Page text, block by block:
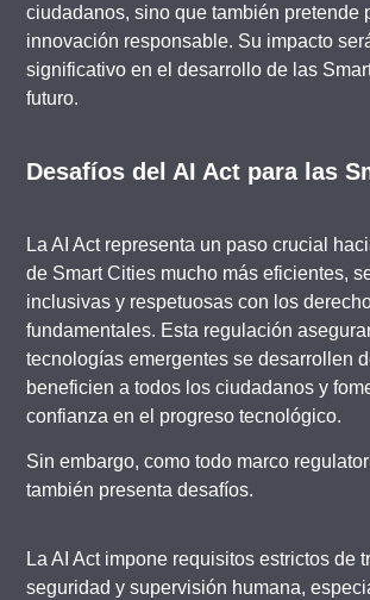
ciudadanos, sino que también pretende
innovación responsable. Su impacto
significativo en el desarrollo de las
futuro.
Desafíos del AI Act para las
La AI Act representa un paso crucial
de Smart Cities mucho más eficientes,
inclusivas y respetuosas con los
fundamentales. Esta regulación
tecnologías emergentes se desarrollen
beneficien a todos los ciudadanos y
confianza en el progreso tecnológico.
Sin embargo, como todo marco
también presenta desafíos.
La AI Act impone requisitos estrictos de
seguridad y supervisión humana,